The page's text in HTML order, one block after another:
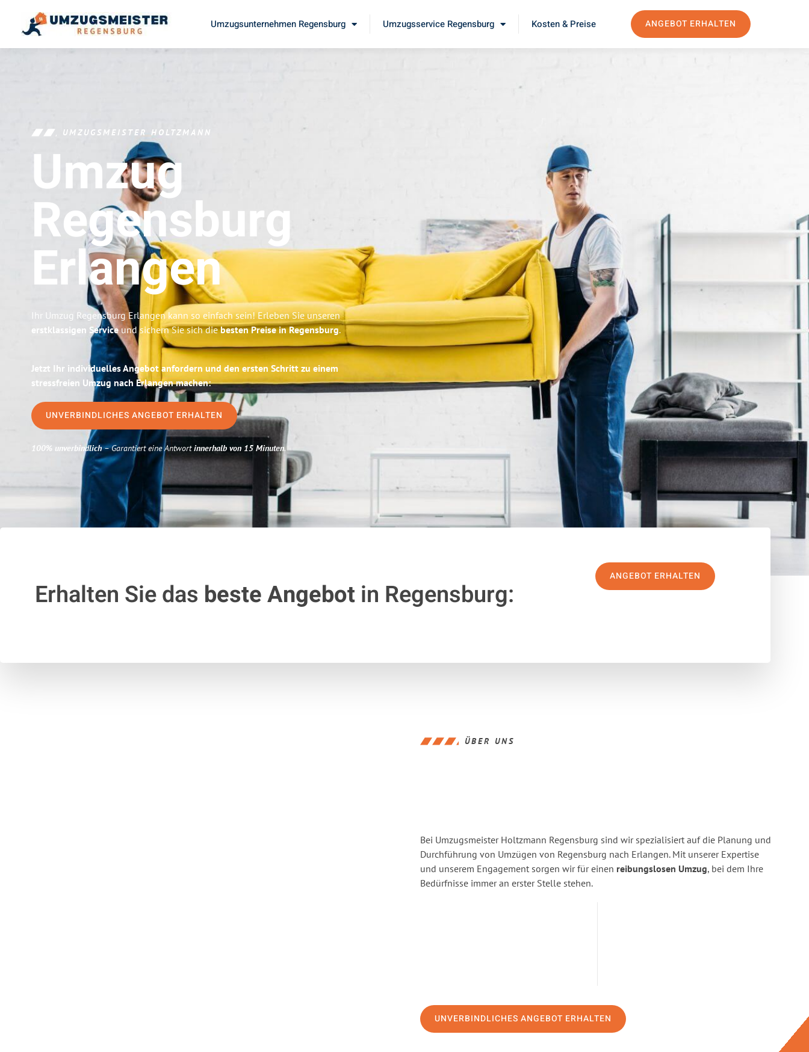
Umzugsunternehmen Regensburg Umzugsservice Regensburg Kosten & Preise ANGEBOT ERHALTEN
UMZUGSMEISTER HOLTZMANN
Umzug
Regensburg
Erlangen
Ihr Umzug Regensburg Erlangen kann so einfach sein! Erleben Sie unseren
erstklassigen Serviceund sichern Sie sich diebesten Preise in Regensburg.
Jetzt Ihr individuelles Angebot anfordern und den ersten Schritt zu einem
stressfreien Umzug nach Erlangen machen:
UNVERBINDLICHES ANGEBOT ERHALTEN
100% unverbindlich– Garantiert eine Antwortinnerhalb von 15 Minuten.
Erhalten Sie das beste Angebotin Regensburg:
ANGEBOT ERHALTEN
ÜBER UNS
Bei Umzugsmeister Holtzmann Regensburg sind wir spezialisiert auf die Planung und
Durchführung von Umzügen von Regensburg nach Erlangen. Mit unserer Expertise
und unserem Engagement sorgen wir für einen reibungslosen Umzug, bei dem Ihre
Bedürfnisse immer an erster Stelle stehen.
UNVERBINDLICHES ANGEBOT ERHALTEN